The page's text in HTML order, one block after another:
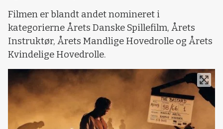
Filmen er blandt andet nomineret i
kategorierne Årets Danske Spillefilm, Årets
Instruktør, Årets Mandlige Hovedrolle og Årets
Kvindelige Hovedrolle.